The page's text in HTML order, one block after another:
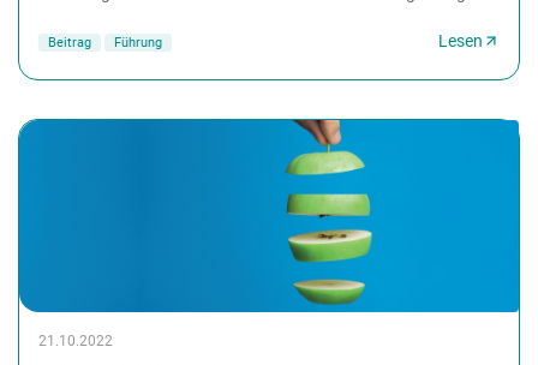
Beitrag Führung Lesen
21.10.2022